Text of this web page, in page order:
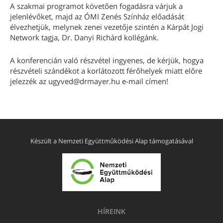
A szakmai programot követően fogadásra várjuk a
jelenlévőket, majd az ÓMI Zenés Színház előadását
élvezhetjük, melynek zenei vezetője szintén a Kárpát Jogi
Network tagja, Dr. Danyi Richárd kollégánk.
A konferencián való részvétel ingyenes, de kérjük, hogya
részvételi szándékot a korlátozott férőhelyek miatt előre
jelezzék az ugyved@drmayer.hu e-mail címen!
Készült a Nemzeti Együttműködési Alap támogatásával
HÍREINK